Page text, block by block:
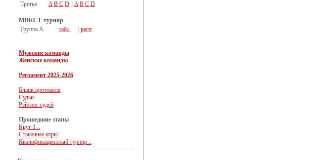
Третья
A B C D A B C D
МИКСТ-турнир
Группа А
табл расп
Мужские команды
Женские команды
Регламент 2025-2026
Бланк протокола
Судьи
Рейтинг судей
Прошедшие этапы
Круг 1 ..
Стыковые игры
Квалификационный турнир ..